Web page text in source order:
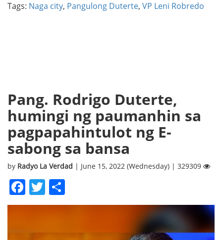
Tags: Naga city, Pangulong Duterte, VP Leni Robredo
Pang. Rodrigo Duterte,
humingi ng paumanhin sa
pagpapahintulot ng E-
sabong sa bansa
by Radyo La Verdad | June 15, 2022 (Wednesday) | 329309
Facebook
Twitter